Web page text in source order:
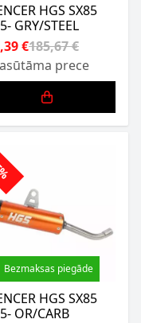
HGS SX85
GRY/STEEL
€185,67 €
prece
Bezmaksas piegāde
HGS SX85
OR/CARB